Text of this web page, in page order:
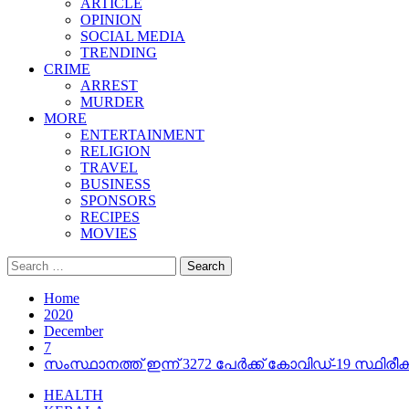
OPINION
SOCIAL MEDIA
TRENDING
CRIME
ARREST
MURDER
MORE
ENTERTAINMENT
RELIGION
TRAVEL
BUSINESS
SPONSORS
RECIPES
MOVIES
Search
for:
Home
2020
December
7
സംസ്ഥാനത്ത് ഇന്ന് 3272 പേര്‍ക്ക് കോവിഡ്-19
HEALTH